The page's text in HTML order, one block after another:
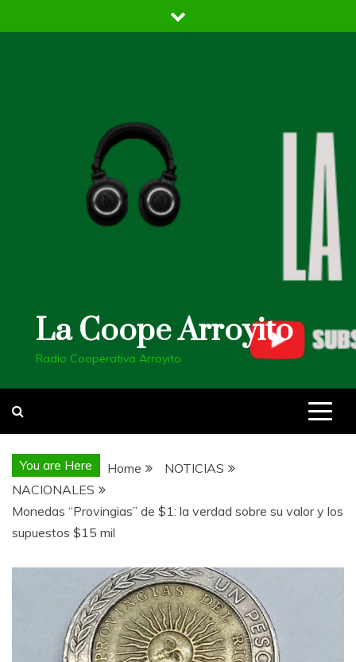
to
La Coope Arroyito
Radio Cooperativa Arroyito
You are Here Home
NOTICIAS
NACIONALES
Monedas “Provingias” de $1: la verdad sobre su valor y los
supuestos $15 mil